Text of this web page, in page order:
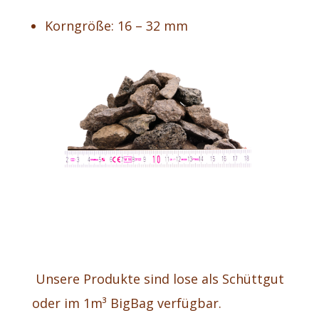
Korngröße: 16 – 32 mm
Unsere Produkte sind lose als Schüttgut
oder im 1m³ BigBag verfügbar.